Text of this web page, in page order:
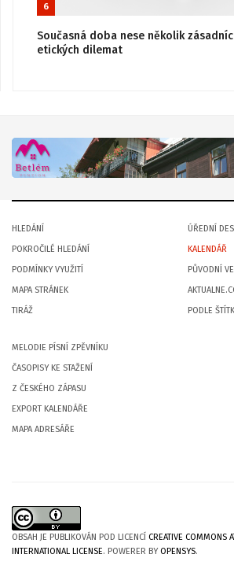
6
Současná doba nese několik
etických dilemat
HLEDÁNÍ
POKROČILÉ HLEDÁNÍ
PODMÍNKY VYUŽITÍ
MAPA STRÁNEK
TIRÁŽ
ÚŘEDNÍ
KALENDÁŘ
PŮVODNÍ
PODLE
MELODIE PÍSNÍ ZPĚVNÍKU
ČASOPISY KE STAŽENÍ
Z ČESKÉHO ZÁPASU
EXPORT KALENDÁŘE
MAPA ADRESÁŘE
OBSAH JE PUBLIKOVÁN POD LICENCÍ CREATIVE COMMONS
INTERNATIONAL LICENSE. POWERER BYOPENSYS.